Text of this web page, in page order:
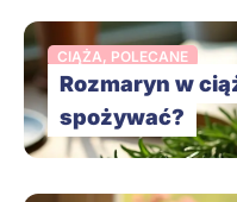
CIĄŻA, POLECANE
Rozmaryn w
spożywać?